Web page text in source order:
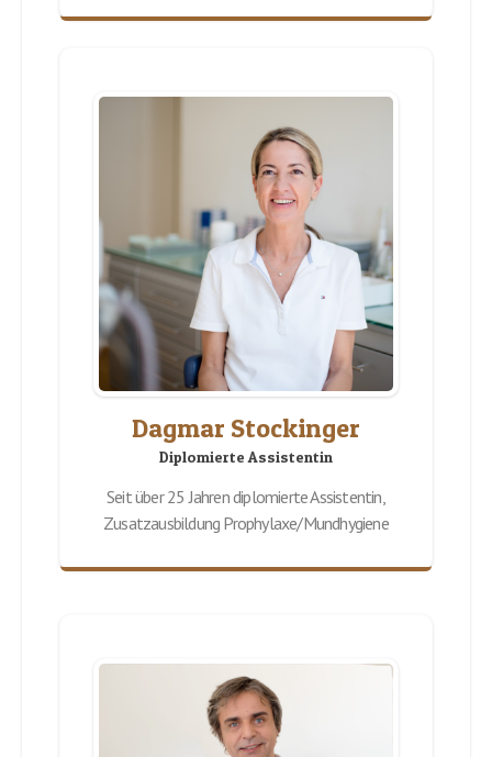
Dagmar Stockinger
Diplomierte Assistentin
Seit über 25 Jahren diplomierte Assistentin,
Zusatzausbildung Prophylaxe/Mundhygiene